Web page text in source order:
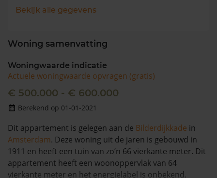
Bekijk alle gegevens
Woning samenvatting
Woningwaarde indicatie
Actuele woningwaarde opvragen (gratis)
€ 500.000 - € 600.000
Berekend op 01-01-2021
Dit appartement is gelegen aan de Bilderdijkkade in
Amsterdam. Deze woning uit de jaren is gebouwd in
1911 en heeft een tuin van zo’n 66 vierkante meter. Dit
appartement heeft een woonoppervlak van 64
vierkante meter en het energielabel is onbekend.